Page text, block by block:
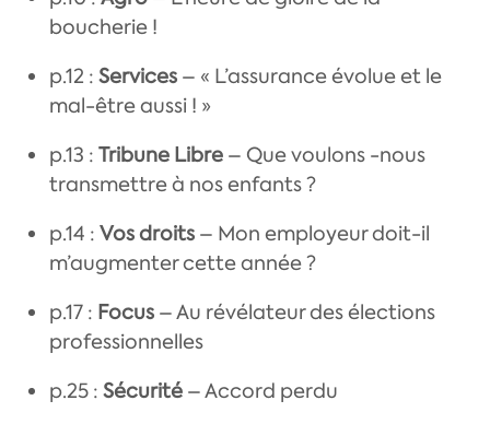
boucherie !
p.12 : Services – « L’assurance évolue et le
mal-être aussi ! »
p.13 : Tribune Libre – Que voulons -nous
transmettre à nos enfants ?
p.14 : Vos droits – Mon employeur doit-il
m’augmenter cette année ?
p.17 : Focus – Au révélateur des élections
professionnelles
p.25 : Sécurité – Accord perdu